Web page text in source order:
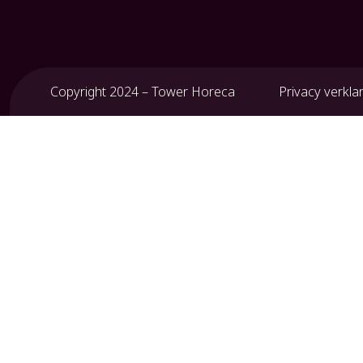
Copyright 2024 – Tower Horeca Privacy